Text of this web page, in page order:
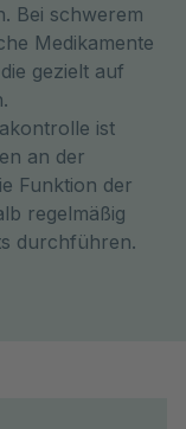
Bei schwerem
Medikamente
gezielt auf
ist
an der
Funktion der
regelmäßig
durchführen.